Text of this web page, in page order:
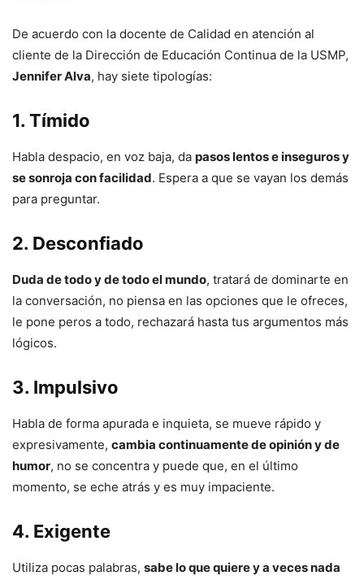
De acuerdo con la docente de Calidad en atención al
cliente de la Dirección de Educación Continua de la USMP,
Jennifer Alva, hay siete tipologías:
1. Tímido
Habla despacio, en voz baja, da pasos lentos e inseguros y
se sonroja con facilidad. Espera a que se vayan los demás
para preguntar.
2. Desconfiado
Duda de todo y de todo el mundo, tratará de dominarte en
la conversación, no piensa en las opciones que le ofreces,
le pone peros a todo, rechazará hasta tus argumentos más
lógicos.
3. Impulsivo
Habla de forma apurada e inquieta, se mueve rápido y
expresivamente, cambia continuamente de opinión y de
humor, no se concentra y puede que, en el último
momento, se eche atrás y es muy impaciente.
4. Exigente
Utiliza pocas palabras, sabe lo que quiere y a veces nada